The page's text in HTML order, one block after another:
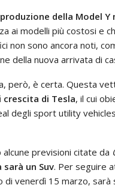
della Model
ai modelli più costosi e
non sono ancora noti,
della nuova arrivata di
però, è certa. Questa
di Tesla, il cui
degli sport utility
alcune previsioni citate da
un Suv. Per seguire
venerdì 15 marzo, sarà